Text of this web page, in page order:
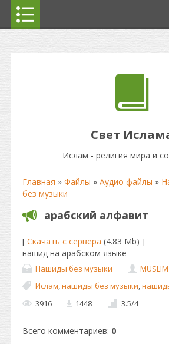
Свет
Ислам - религия мира и
Главная » Файлы » Аудио файлы »
без музыки
арабский алфавит
[ Скачать с сервера (4.83 Mb) ]
нашид на арабском языке
Нашиды без музыки
MUSLIM
Ислам,нашиды без музыки,
3916
1448 3.5/4
Всего комментариев: 0